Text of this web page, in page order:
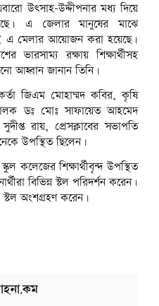
উৎসাহ-উদ্দীপনার মধ্য দিয়ে
এ জেলার মানুষের মাঝে
এ মেলার আয়োজন করা হয়েছে।
রক্ষায় শিক্ষার্থীসহ
আহ্বান জানান তিনি।
জিএম মোহাম্মদ কবির, কৃষি
ডঃ মোঃ সাফায়েত আহমেদ
রায়, প্রেসক্লাবের সভাপতি
উপস্থিত ছিলেন।
স্কুল কলেজের শিক্ষার্থীবৃন্দ উপস্থিত
বিভিন্ন স্টল পরিদর্শন করেন।
অংশগ্রহণ করেন।